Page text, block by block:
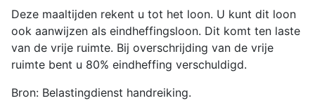
Deze maaltijden rekent u tot het loon. U kunt dit loon
ook aanwijzen als eindheffingsloon. Dit komt ten laste
van de vrije ruimte. Bij overschrijding van de vrije
ruimte bent u 80% eindheffing verschuldigd.
Bron: Belastingdienst handreiking.